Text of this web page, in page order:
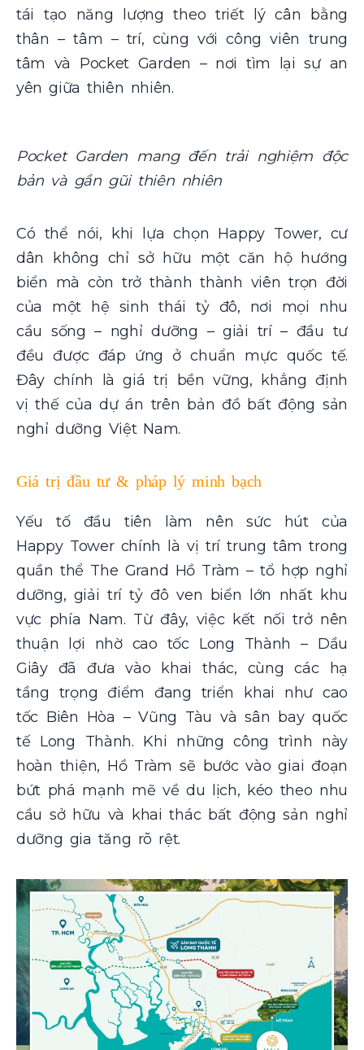
tái tạo năng lượng theo triết lý cân bằng
thân – tâm – trí, cùng với công viên trung
tâm và Pocket Garden – nơi tìm lại sự an
yên giữa thiên nhiên.
Pocket Garden mang đến trải nghiệm độc
bản và gần gũi thiên nhiên
Có thể nói, khi lựa chọn Happy Tower, cư
dân không chỉ sở hữu một căn hộ hướng
biển mà còn trở thành thành viên trọn đời
của một hệ sinh thái tỷ đô, nơi mọi nhu
cầu sống – nghỉ dưỡng – giải trí – đầu tư
đều được đáp ứng ở chuẩn mực quốc tế.
Đây chính là giá trị bền vững, khẳng định
vị thế của dự án trên bản đồ bất động sản
nghỉ dưỡng Việt Nam.
Giá trị đầu tư & pháp lý minh bạch
Yếu tố đầu tiên làm nên sức hút của
Happy Tower chính là vị trí trung tâm trong
quần thể The Grand Hồ Tràm – tổ hợp nghỉ
dưỡng, giải trí tỷ đô ven biển lớn nhất khu
vực phía Nam. Từ đây, việc kết nối trở nên
thuận lợi nhờ cao tốc Long Thành – Dầu
Giây đã đưa vào khai thác, cùng các hạ
tầng trọng điểm đang triển khai như cao
tốc Biên Hòa – Vũng Tàu và sân bay quốc
tế Long Thành. Khi những công trình này
hoàn thiện, Hồ Tràm sẽ bước vào giai đoạn
bứt phá mạnh mẽ về du lịch, kéo theo nhu
cầu sở hữu và khai thác bất động sản nghỉ
dưỡng gia tăng rõ rệt.